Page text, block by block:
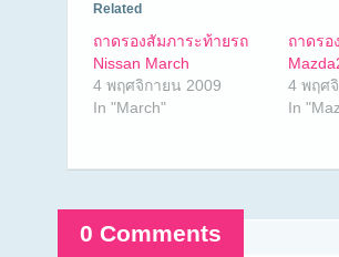
Related
ถาดรองสัมภาระท้ายรถ
Nissan March
4 พฤศจิกายน 2009
In "March"
ถาดรอ
4 พฤศ
In
0 Comments
Comments are closed.